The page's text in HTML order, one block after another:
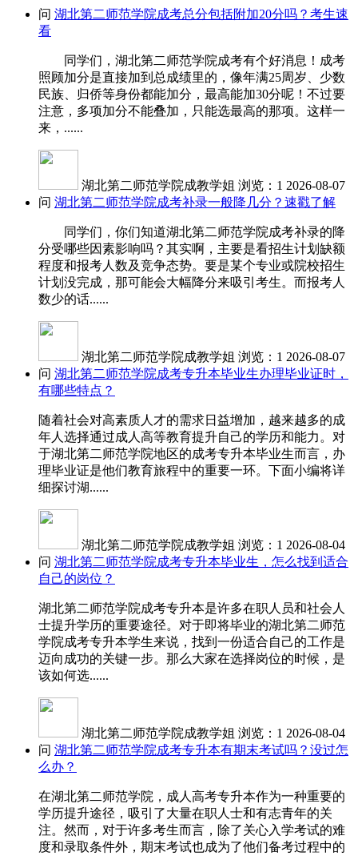
问 湖北第二师范学院成考总分包括附加20分吗？考生速
看
同学们，湖北第二师范学院成考有个好消息！成考
照顾加分是直接加到总成绩里的，像年满25周岁、少数
民族、归侨等身份都能加分，最高能加30分呢！不过要
注意，多项加分不能叠加，只能选最高的那项。这样一
来，......
湖北第二师范学院成教学姐 浏览：1 2026-08-07
问 湖北第二师范学院成考补录一般降几分？速戳了解
同学们，你们知道湖北第二师范学院成考补录的降
分受哪些因素影响吗？其实啊，主要是看招生计划缺额
程度和报考人数及竞争态势。要是某个专业或院校招生
计划没完成，那可能会大幅降分来吸引考生。而报考人
数少的话......
湖北第二师范学院成教学姐 浏览：1 2026-08-07
问 湖北第二师范学院成考专升本毕业生办理毕业证时，
有哪些特点？
随着社会对高素质人才的需求日益增加，越来越多的成
年人选择通过成人高等教育提升自己的学历和能力。对
于湖北第二师范学院地区的成考专升本毕业生而言，办
理毕业证是他们教育旅程中的重要一环。下面小编将详
细探讨湖......
湖北第二师范学院成教学姐 浏览：1 2026-08-04
问 湖北第二师范学院成考专升本毕业生，怎么找到适合
自己的岗位？
湖北第二师范学院成考专升本是许多在职人员和社会人
士提升学历的重要途径。对于即将毕业的湖北第二师范
学院成考专升本学生来说，找到一份适合自己的工作是
迈向成功的关键一步。那么大家在选择岗位的时候，是
该如何选......
湖北第二师范学院成教学姐 浏览：1 2026-08-04
问 湖北第二师范学院成考专升本有期末考试吗？没过怎
么办？
在湖北第二师范学院，成人高考专升本作为一种重要的
学历提升途径，吸引了大量在职人士和有志青年的关
注。然而，对于许多考生而言，除了关心入学考试的难
度和录取条件外，期末考试也成为了他们备考过程中的